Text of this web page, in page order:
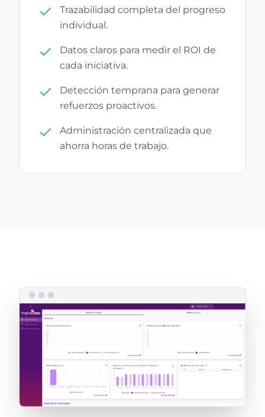
Trazabilidad completa del progreso
individual.
Datos claros para medir el ROI de
cada iniciativa.
Detección temprana para generar
refuerzos proactivos.
Administración centralizada que
ahorra horas de trabajo.